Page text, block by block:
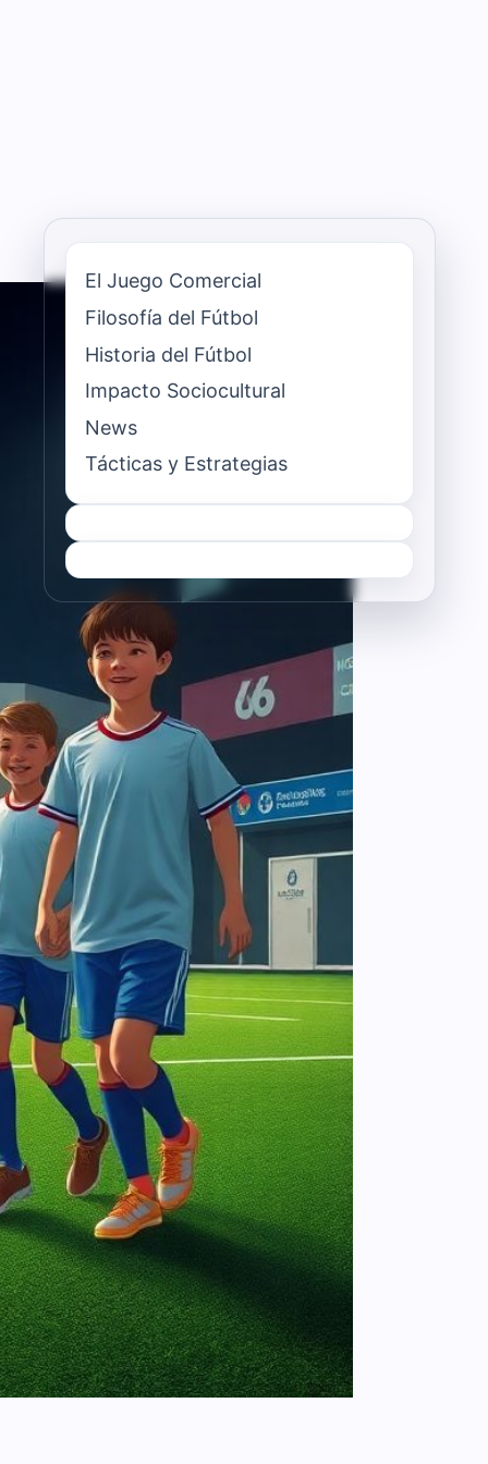
El Juego Comercial
Filosofía del Fútbol
Historia del Fútbol
Impacto Sociocultural
News
Tácticas y Estrategias